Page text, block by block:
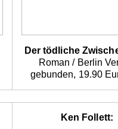
Der tödliche
Roman / Berlin
gebunden, 19.90
Ken Follett: